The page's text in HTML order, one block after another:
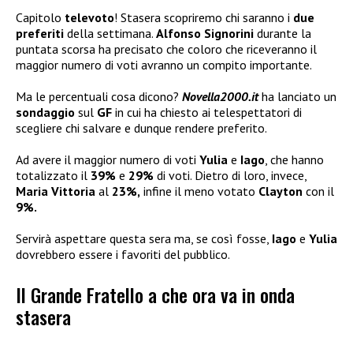
Capitolo televoto! Stasera scopriremo chi saranno i due
preferiti della settimana. Alfonso Signorini durante la
puntata scorsa ha precisato che coloro che riceveranno il
maggior numero di voti avranno un compito importante.
Ma le percentuali cosa dicono? Novella2000.itha lanciato un
sondaggio sul GF in cui ha chiesto ai telespettatori di
scegliere chi salvare e dunque rendere preferito.
Ad avere il maggior numero di voti Yulia e Iago, che hanno
totalizzato il 39% e 29% di voti. Dietro di loro, invece,
Maria Vittoria al 23%, infine il meno votato Clayton con il
9%.
Servirà aspettare questa sera ma, se così fosse, Iago e Yulia
dovrebbero essere i favoriti del pubblico.
Il Grande Fratello a che ora va in onda
stasera